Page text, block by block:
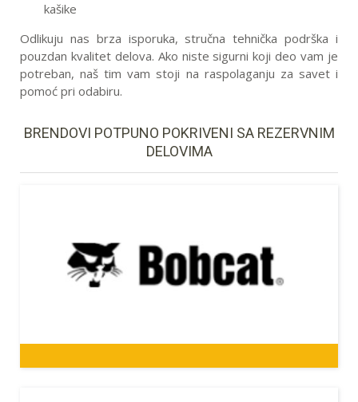
kašike
Odlikuju nas brza isporuka, stručna tehnička podrška i
pouzdan kvalitet delova. Ako niste sigurni koji deo vam je
potreban, naš tim vam stoji na raspolaganju za savet i
pomoć pri odabiru.
BRENDOVI POTPUNO POKRIVENI SA REZERVNIM
DELOVIMA